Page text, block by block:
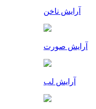
آرایش ناخن
آرایش صورت
آرایش لب